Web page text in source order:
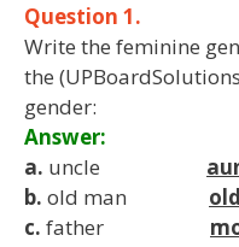
Question 1.
Write the feminine
the
gender:
Answer:
a. uncle
b. old man
c. father